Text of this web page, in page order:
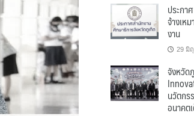
ประกา
จ้างเห
งาน
29 มิ
จังหวัด
นวัตกร
อนาคต